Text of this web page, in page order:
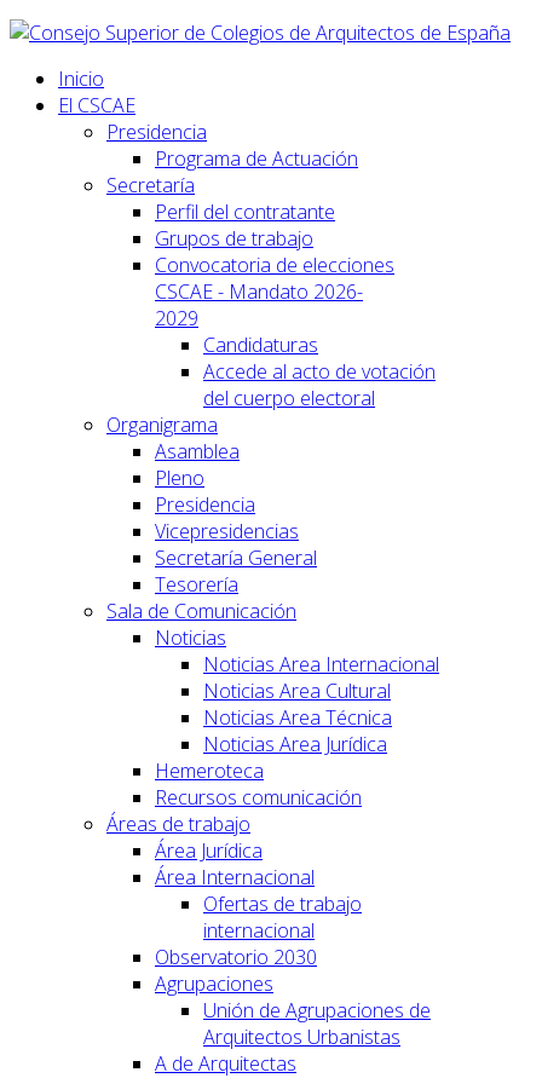
Inicio
El CSCAE
Presidencia
Programa de Actuación
Secretaría
Perfil del contratante
Grupos de trabajo
Convocatoria de elecciones
CSCAE - Mandato 2026-
2029
Candidaturas
Accede al acto de votación
del cuerpo electoral
Organigrama
Asamblea
Pleno
Presidencia
Vicepresidencias
Secretaría General
Tesorería
Sala de Comunicación
Noticias
Noticias Area Internacional
Noticias Area Cultural
Noticias Area Técnica
Noticias Area Jurídica
Hemeroteca
Recursos comunicación
Áreas de trabajo
Área Jurídica
Área Internacional
Ofertas de trabajo
internacional
Observatorio 2030
Agrupaciones
Unión de Agrupaciones de
Arquitectos Urbanistas
A de Arquitectas